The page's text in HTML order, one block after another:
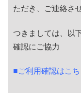
ただき、ご連絡さ
つきましては、以
確認にご協力
■ご利用確認はこち